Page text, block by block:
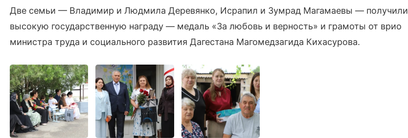
Две семьи — Владимир и Людмила Деревянко, Исрапил и Зумрад Магамаевы — получили
высокую государственную награду — медаль «За любовь и верность» и грамоты от врио
министра труда и социального развития Дагестана Магомедзагида Кихасурова.